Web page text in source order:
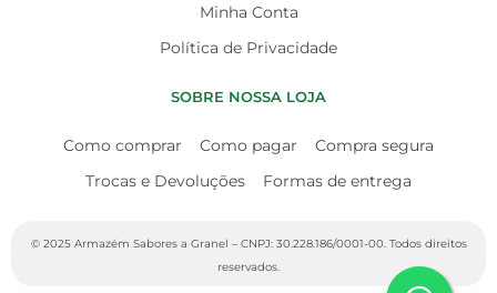
Minha Conta
Política de Privacidade
SOBRE NOSSA LOJA
Como comprar Como pagar
Compra segura
Trocas e Devoluções
Formas de entrega
© 2025 Armazém Sabores a Granel – CNPJ: 30.228.186/0001-00. Todos direitos
reservados.